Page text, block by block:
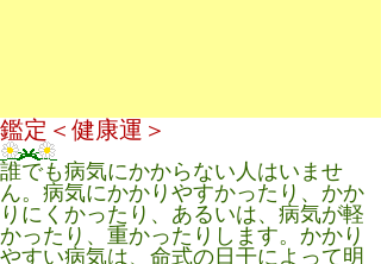
鑑定＜健康運＞
誰でも病気にかからない人はいませ
ん。病気にかかりやすかったり、かか
りにくかったり、あるいは、病気が軽
かったり、重かったりします。かかり
やすい病気は、命式の日干によって明